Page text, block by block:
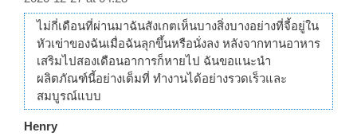
ไม่กี่เดือนที่ผ่านมาฉันสังเกตเห็นบางสิ่งบางอย่างที่จี้อยู่ใน
หัวเข่าของฉันเมื่อฉันลุกขึ้นหรือนั่งลง หลังจากทานอาหาร
เสริมไปสองเดือนอาการก็หายไป ฉันขอแนะนำ
ผลิตภัณฑ์นี้อย่างเต็มที่ ทำงานได้อย่างรวดเร็วและ
สมบูรณ์แบบ
Henry